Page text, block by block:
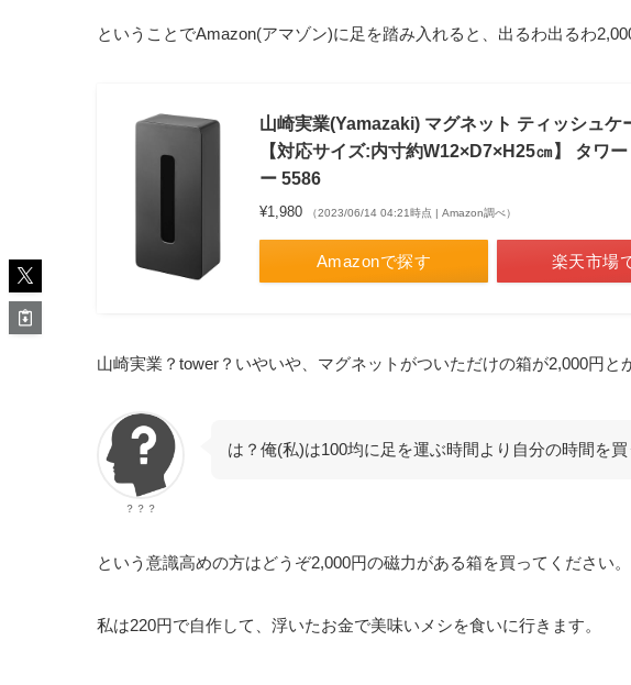
ということでAmazon(アマゾン)に足を踏み入れると、出るわ出るわ
山崎実業(Yamazaki) マグネット ティッシュ
【対応サイズ:内寸約W12×D7×H25㎝】 タワ
ー 5586
¥1,980 （2023/06/14 04:21時点 | Amazon調べ）
Amazonで探す 楽天市場
山崎実業？tower？いやいや、マグネットがついただけの箱が2,000円と
？？？
は？俺(私)は100均に足を運ぶ時間より自分の時間を買
という意識高めの方はどうぞ2,000円の磁力がある箱を買ってください。
私は220円で自作して、浮いたお金で美味いメシを食いに行きます。